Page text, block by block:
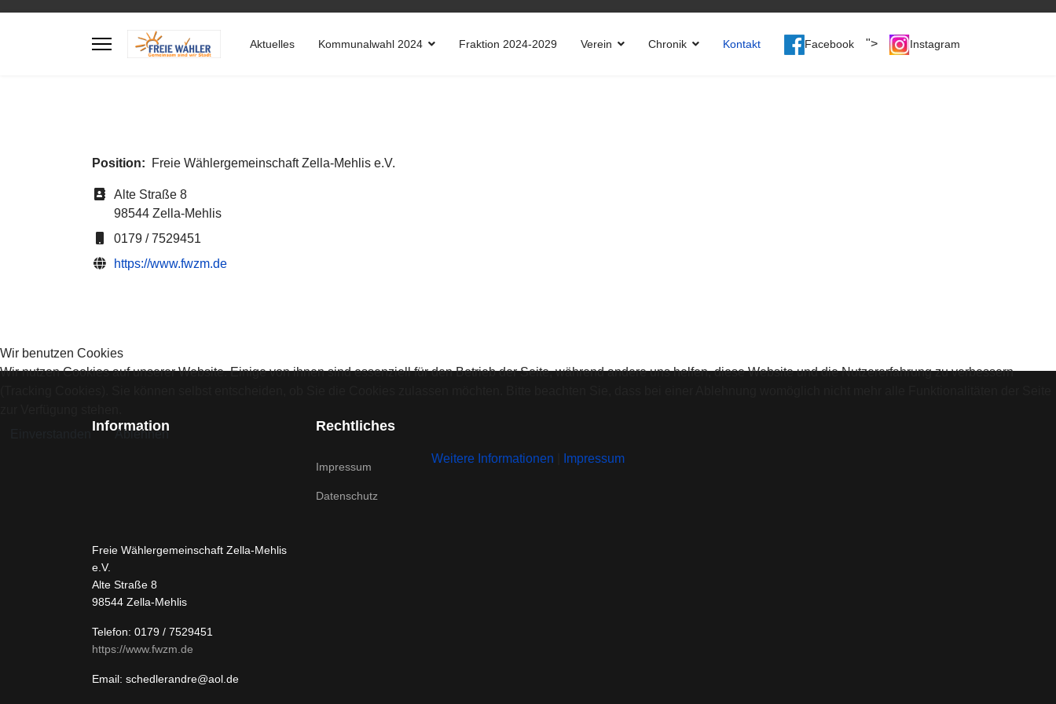
Aktuelles Kommunalwahl 2024 Fraktion 2024-2029 Verein Chronik Kontakt Facebook "> Instagram
Position: Freie Wählergemeinschaft Zella-Mehlis e.V.
Adresse
Alte Straße 8
98544 Zella-Mehlis
Mobil
0179 / 7529451
Website
https://www.fwzm.de
Information
Freie Wählergemeinschaft Zella-Mehlis
e.V.
Alte Straße 8
98544 Zella-Mehlis
Telefon: 0179 / 7529451
https://www.fwzm.de
Email: schedlerandre@aol.de
Rechtliches
Impressum
Datenschutz
Wir benutzen Cookies
Wir nutzen Cookies auf unserer Website. Einige von ihnen sind essenziell für den Betrieb der Seite, während andere uns helfen, diese Website und die Nutzererfahrung zu verbessern
Ablehnen
Weitere Informationen
Impressum